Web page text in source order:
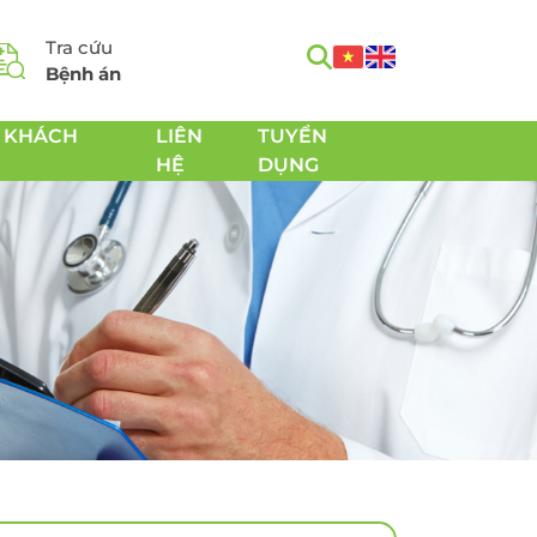
Tra cứu
Bệnh án
Tầm soát Ung thư toàn
diện
Tầm soát Ung thư tiêu
hóa
Tầm soát Ung thư
tuyến giáp
Tầm soát Ung thư Phổi
KHÁCH
LIÊN
HỆ
TUYỂN
DỤNG